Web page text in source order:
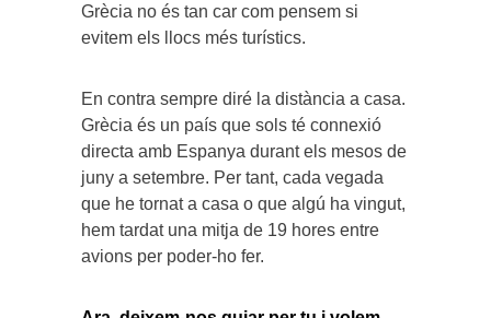
Grècia no és tan car com pensem si
evitem els llocs més turístics.
En contra sempre diré la distància a casa.
Grècia és un país que sols té connexió
directa amb Espanya durant els mesos de
juny a setembre. Per tant, cada vegada
que he tornat a casa o que algú ha vingut,
hem tardat una mitja de 19 hores entre
avions per poder-ho fer.